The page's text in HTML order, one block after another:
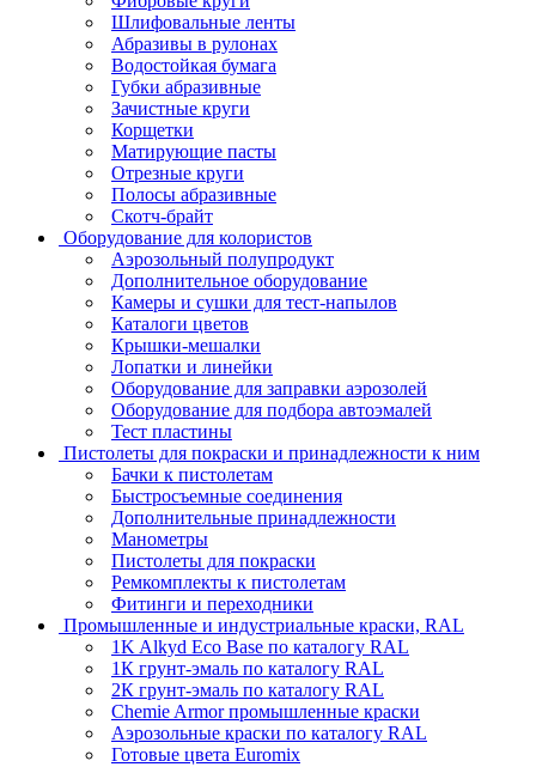
Шлифовальные ленты
Абразивы в рулонах
Водостойкая бумага
Губки абразивные
Зачистные круги
Корщетки
Матирующие пасты
Отрезные круги
Полосы абразивные
Скотч-брайт
Оборудование для колористов
Аэрозольный полупродукт
Дополнительное оборудование
Камеры и сушки для тест-напылов
Каталоги цветов
Крышки-мешалки
Лопатки и линейки
Оборудование для заправки аэрозолей
Оборудование для подбора автоэмалей
Тест пластины
Пистолеты для покраски и принадлежности к ним
Бачки к пистолетам
Быстросъемные соединения
Дополнительные принадлежности
Манометры
Пистолеты для покраски
Ремкомплекты к пистолетам
Фитинги и переходники
Промышленные и индустриальные краски, RAL
1K Alkyd Eco Base по каталогу RAL
1К грунт-эмаль по каталогу RAL
2К грунт-эмаль по каталогу RAL
Chemie Armor промышленные краски
Аэрозольные краски по каталогу RAL
Готовые цвета Euromix